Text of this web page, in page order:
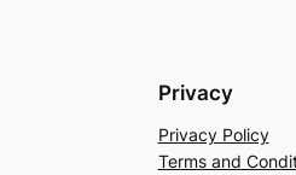
Privacy
Privacy Policy
Terms and